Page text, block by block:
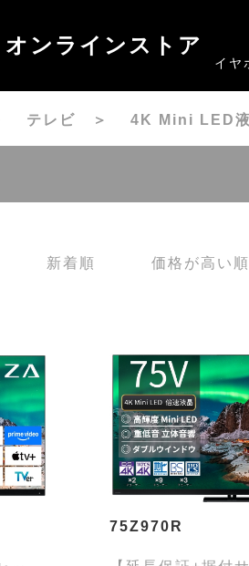
オンラインストア
イヤ
RB-
テレビ ＞ 4K Mini LED
新着順 価格が高い順
75Z970R